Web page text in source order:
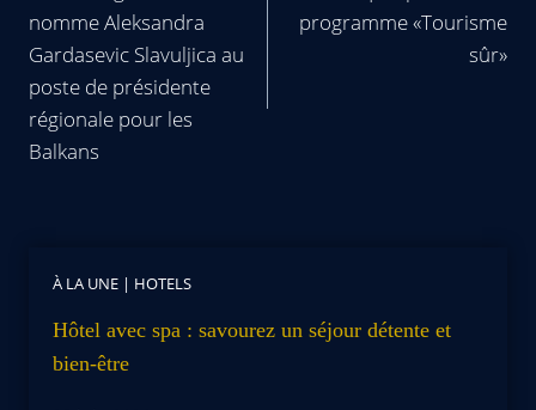
nomme Aleksandra
Gardasevic Slavuljica au
poste de présidente
régionale pour les
Balkans
programme «Tourisme
sûr»
À LA UNE | HOTELS
Hôtel avec spa : savourez un séjour détente et
bien-être